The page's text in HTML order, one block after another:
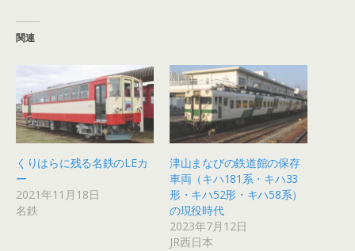
関連
くりはらに残る名鉄のLEカ
ー
2021年11月18日
名鉄
津山まなびの鉄道館の保存
車両（キハ181系・キハ33
形・キハ52形・キハ58系）
の現役時代
2023年7月12日
JR西日本